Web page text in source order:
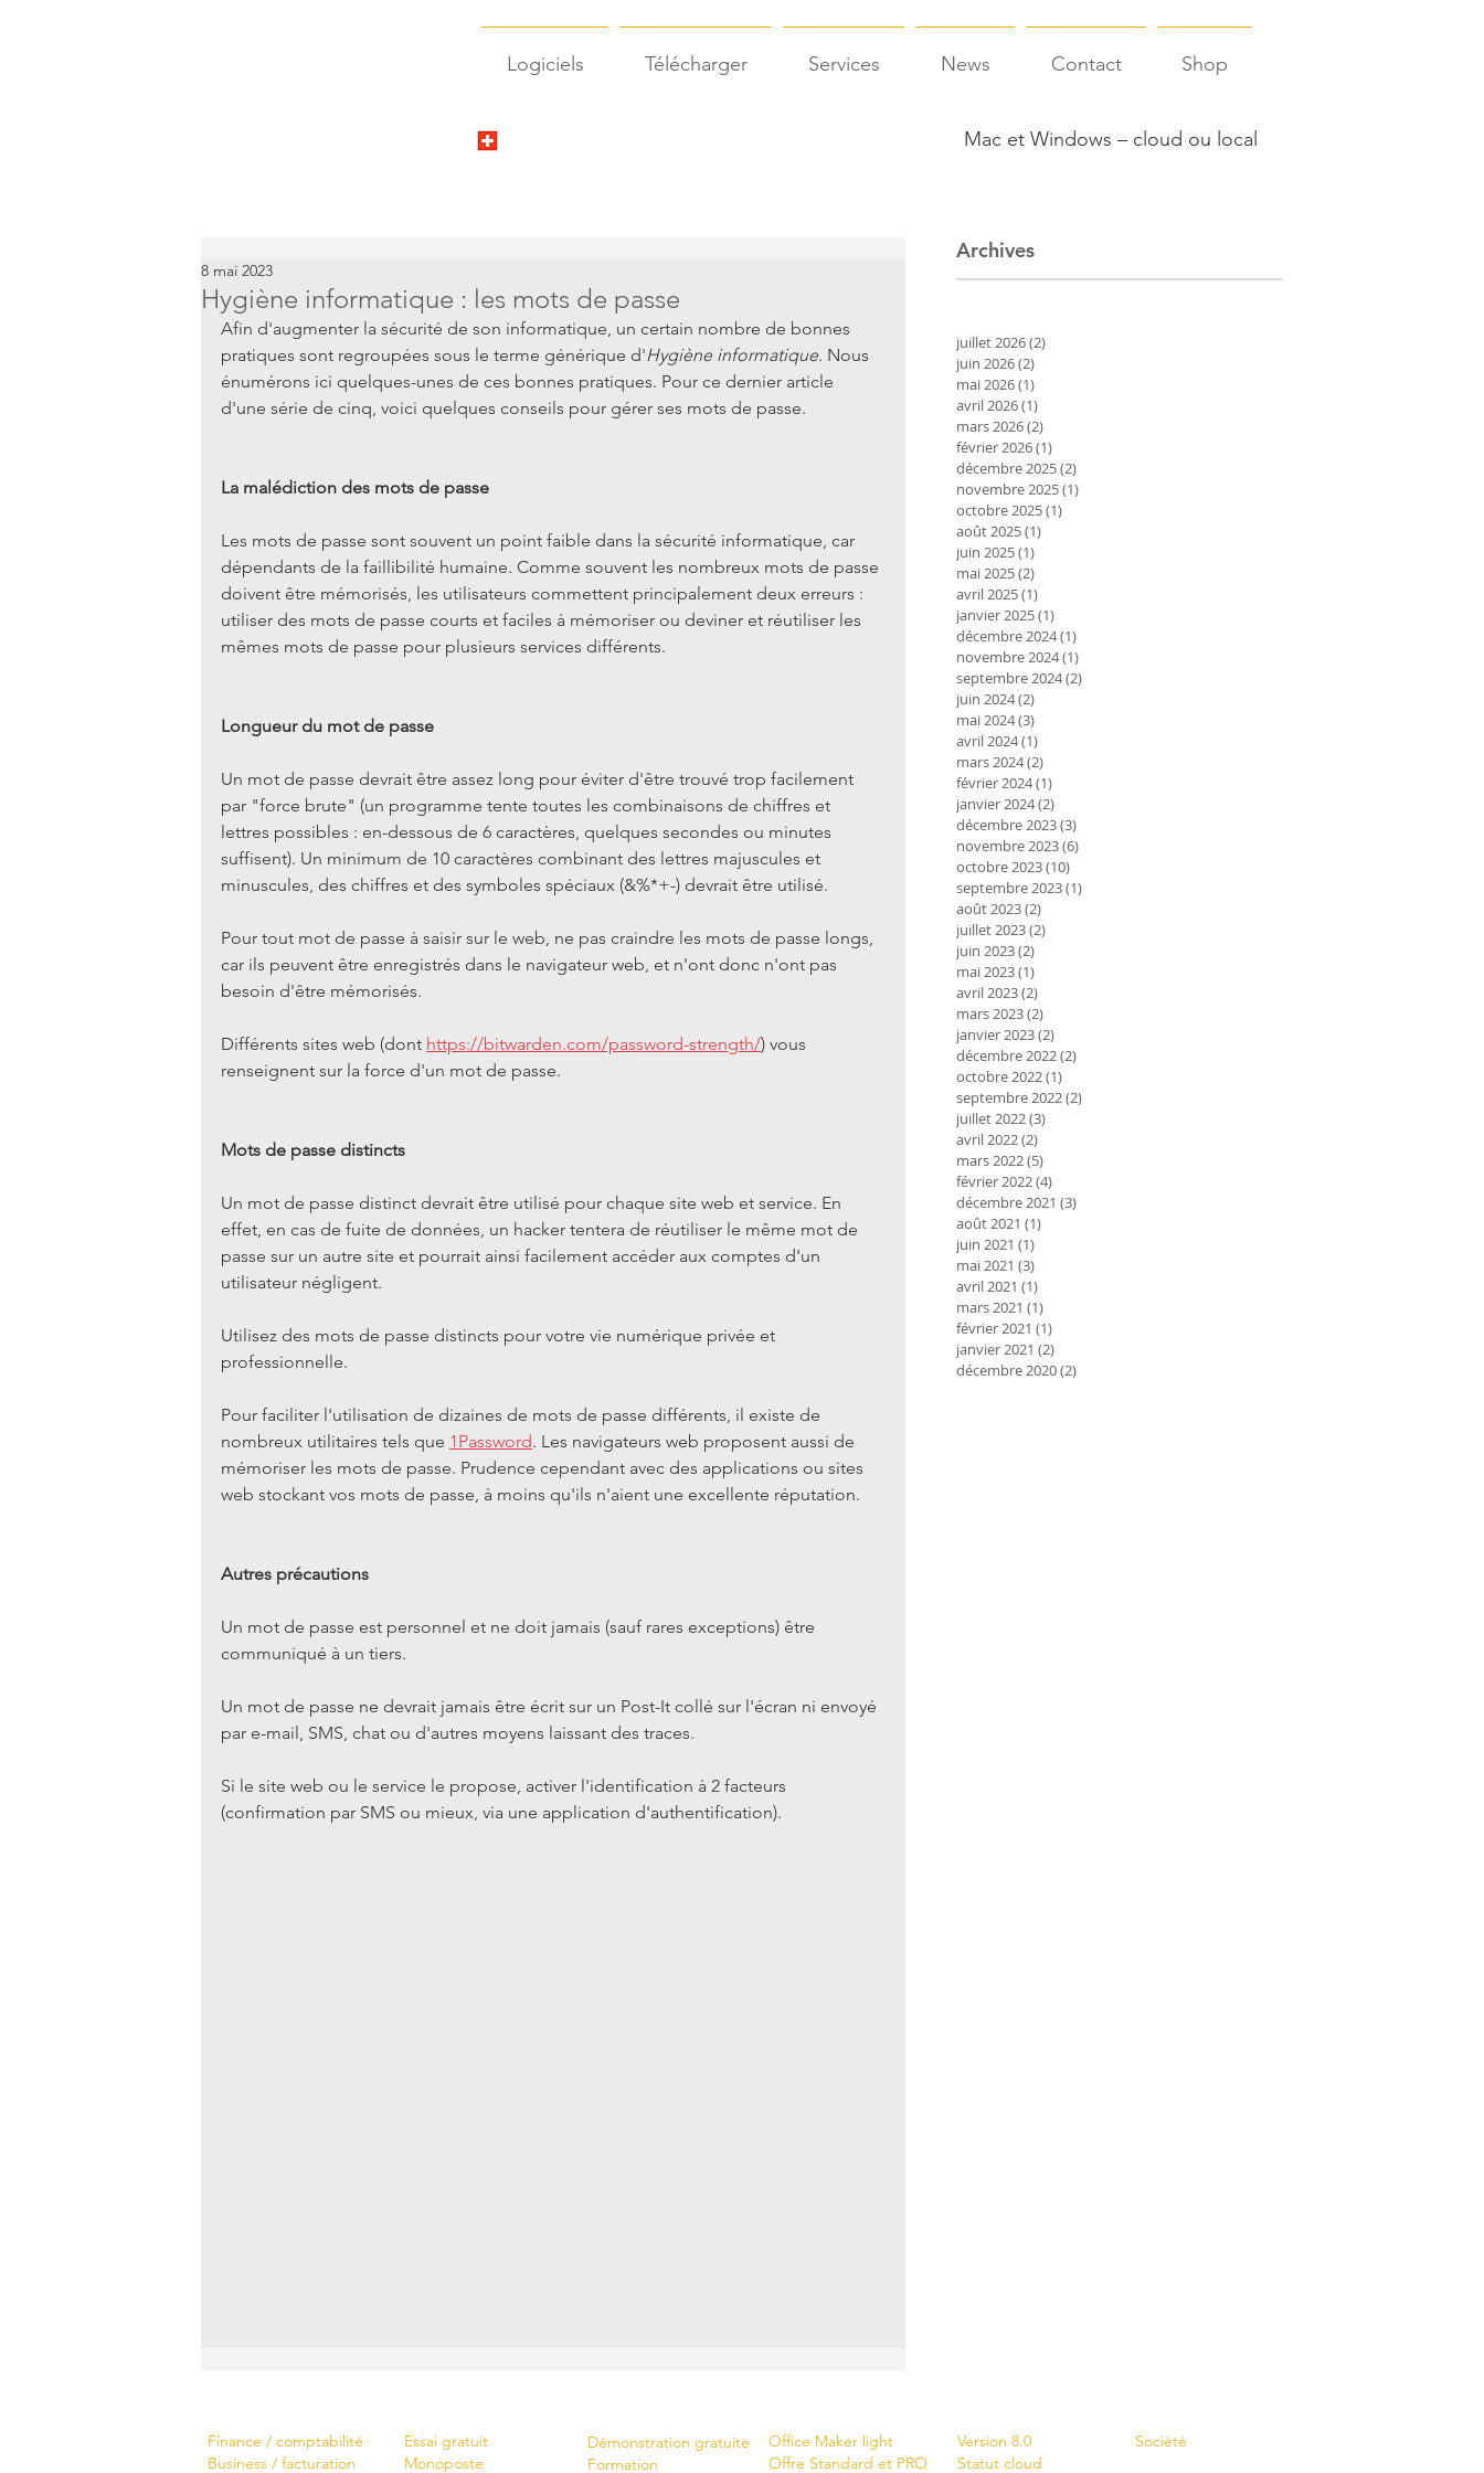
Logiciels Télécharger Services News Contact Shop
Mac et Windows – cloud ou local
Hygiène informatique : les mots de passe
8 mai 2023
Afin d'augmenter la sécurité de son informatique, un certain nombre de bonnes
pratiques sont regroupées sous le terme générique d'Hygiène informatique. Nous
énumérons ici quelques-unes de ces bonnes pratiques. Pour ce dernier article
d'une série de cinq, voici quelques conseils pour gérer ses mots de passe.
La malédiction des mots de passe
Les mots de passe sont souvent un point faible dans la sécurité informatique, car
dépendants de la faillibilité humaine. Comme souvent les nombreux mots de passe
doivent être mémorisés, les utilisateurs commettent principalement deux erreurs :
utiliser des mots de passe courts et faciles à mémoriser ou deviner et réutiliser les
mêmes mots de passe pour plusieurs services différents.
Longueur du mot de passe
Un mot de passe devrait être assez long pour éviter d'être trouvé trop facilement
par "force brute" (un programme tente toutes les combinaisons de chiffres et
lettres possibles : en-dessous de 6 caractères, quelques secondes ou minutes
suffisent). Un minimum de 10 caractères combinant des lettres majuscules et
minuscules, des chiffres et des symboles spéciaux (&%*+-) devrait être utilisé.
Pour tout mot de passe à saisir sur le web, ne pas craindre les mots de passe longs,
car ils peuvent être enregistrés dans le navigateur web, et n'ont donc n'ont pas
besoin d'être mémorisés.
Différents sites web (dont https://bitwarden.com/password-strength/) vous
renseignent sur la force d'un mot de passe.
Mots de passe distincts
Un mot de passe distinct devrait être utilisé pour chaque site web et service. En
effet, en cas de fuite de données, un hacker tentera de réutiliser le même mot de
passe sur un autre site et pourrait ainsi facilement accéder aux comptes d'un
utilisateur négligent.
Utilisez des mots de passe distincts pour votre vie numérique privée et
professionnelle.
Pour faciliter l'utilisation de dizaines de mots de passe différents, il existe de
nombreux utilitaires tels que 1Password. Les navigateurs web proposent aussi de
mémoriser les mots de passe. Prudence cependant avec des applications ou sites
web stockant vos mots de passe, à moins qu'ils n'aient une excellente réputation.
Autres précautions
Un mot de passe est personnel et ne doit jamais (sauf rares exceptions) être
communiqué à un tiers.
Un mot de passe ne devrait jamais être écrit sur un Post-It collé sur l'écran ni envoyé
par e-mail, SMS, chat ou d'autres moyens laissant des traces.
Si le site web ou le service le propose, activer l'identification à 2 facteurs
(confirmation par SMS ou mieux, via une application d'authentification).
Archives
juillet 2026(2)
juin 2026(2)
mai 2026(1)
avril 2026(1)
mars 2026(2)
février 2026(1)
décembre 2025(2)
novembre 2025(1)
octobre 2025(1)
août 2025(1)
juin 2025(1)
mai 2025(2)
avril 2025(1)
janvier 2025(1)
décembre 2024(1)
novembre 2024(1)
septembre 2024(2)
juin 2024(2)
mai 2024(3)
avril 2024(1)
mars 2024(2)
février 2024(1)
janvier 2024(2)
décembre 2023(3)
novembre 2023(6)
octobre 2023(10)
septembre 2023(1)
août 2023(2)
juillet 2023(2)
juin 2023(2)
mai 2023(1)
avril 2023(2)
mars 2023(2)
janvier 2023(2)
décembre 2022(2)
octobre 2022(1)
septembre 2022(2)
juillet 2022(3)
avril 2022(2)
mars 2022(5)
février 2022(4)
décembre 2021 (3)
août 2021 (1)
juin 2021 (1)
mai 2021 (3)
avril 2021 (1)
mars 2021 (1)
février 2021 (1)
janvier 2021 (2)
décembre 2020(2)
Finance / comptabilité
Business / facturation
Essai gratuit
Monoposte
Démonstration gratuite
Formation
Office Maker light
Offre Standard et PRO
Version 8.0
Statut cloud
Société